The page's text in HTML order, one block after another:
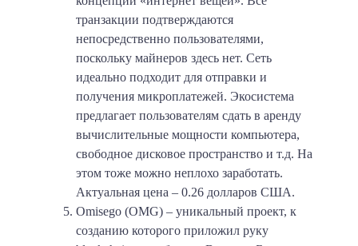
транзакции подтверждаются
непосредственно пользователями,
поскольку майнеров здесь нет. Сеть
идеально подходит для отправки и
получения микроплатежей. Экосистема
предлагает пользователям сдать в аренду
вычислительные мощности компьютера,
свободное дисковое пространство и т.д. На
этом тоже можно неплохо заработать.
Актуальная цена – 0.26 долларов США.
Omisego (OMG) – уникальный проект, к
созданию которого приложил руку